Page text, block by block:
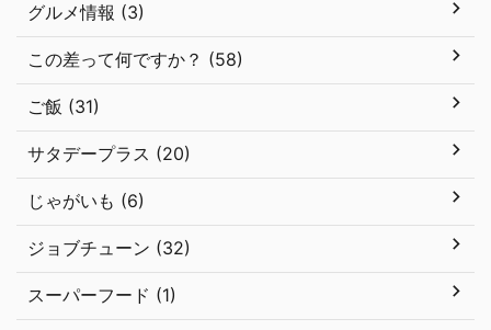
グルメ情報 (3)
この差って何ですか？ (58)
ご飯 (31)
サタデープラス (20)
じゃがいも (6)
ジョブチューン (32)
スーパーフード (1)